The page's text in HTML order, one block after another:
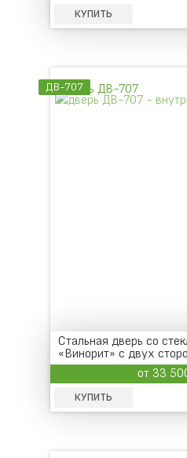
КУПИТЬ
ДВ-707
Стальная дверь со
«Винорит» с двух
от 33
КУПИТЬ